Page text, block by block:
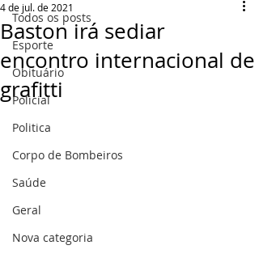
Todos os posts
Esporte
Obituário
Policial
Politica
Corpo de Bombeiros
Saúde
Geral
Nova categoria
Baston irá sediar
encontro internacional de
grafitti
4 de jul. de 2021